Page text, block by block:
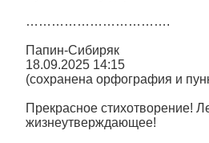
…………………………….
Папин-Сибиряк
18.09.2025 14:15
(сохранена орфография и
Прекрасное стихотворение!
жизнеутверждающее!